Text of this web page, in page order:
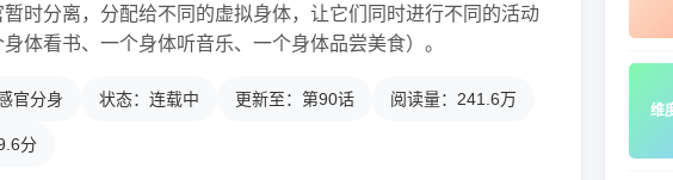
暂时分离，分配给不同的虚拟身体，让它们同时进行不同的活动
身体看书、一个身体听音乐、一个身体品尝美食）。
官分身 状态：连载中 更新至：第90话 阅读量：241.6万
分
维